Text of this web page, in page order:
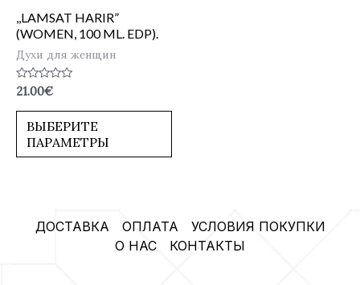
,,LAMSAT HARIR”
(WOMEN, 100 ML. EDP).
Духи для женщин
Оценка
0
из
21.00€
ВЫБЕРИТЕ
ПАРАМЕТРЫ
ДОСТАВКА ОПЛАТА
УСЛОВИЯ ПОКУПКИ
О НАС
КОНТАКТЫ